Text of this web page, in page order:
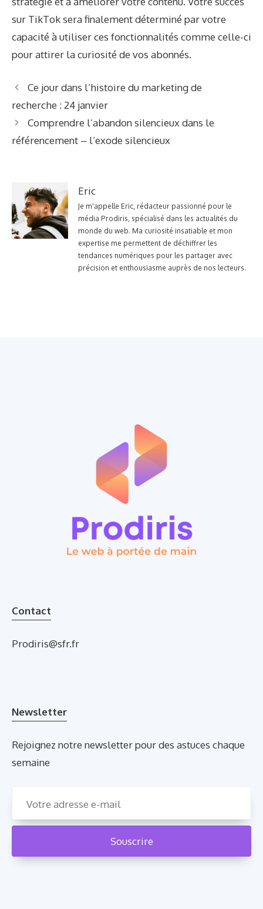
sur TikTok sera finalement déterminé par votre
capacité à utiliser ces fonctionnalités comme celle-ci
pour attirer la curiosité de vos abonnés.
Ce jour dans l’histoire du marketing de
recherche : 24 janvier
Comprendre l’abandon silencieux dans le
référencement – l’exode silencieux
Eric
Je m'appelle Eric, rédacteur passionné pour le
média Prodiris, spécialisé dans les actualités du
monde du web. Ma curiosité insatiable et mon
expertise me permettent de déchiffrer les
tendances numériques pour les partager avec
précision et enthousiasme auprès de nos lecteurs.
Contact
Prodiris@sfr.fr
Newsletter
Rejoignez notre newsletter pour des astuces chaque
semaine